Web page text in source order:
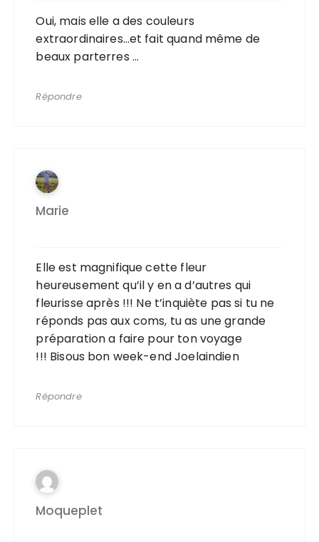
Oui, mais elle a des couleurs
extraordinaires…et fait quand même de
beaux parterres …
Répondre
Marie
Elle est magnifique cette fleur
heureusement qu’il y en a d’autres qui
fleurisse après !!! Ne t’inquiète pas si tu ne
réponds pas aux coms, tu as une grande
préparation a faire pour ton voyage
!!! Bisous bon week-end Joelaindien
Répondre
Moqueplet